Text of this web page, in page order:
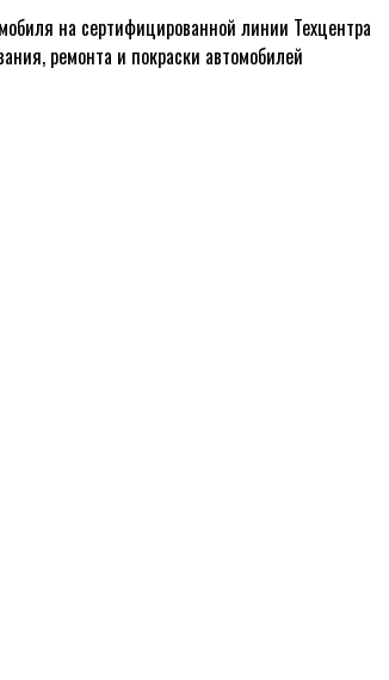
на сертифицированной линии Техцентра
ремонта и покраски автомобилей